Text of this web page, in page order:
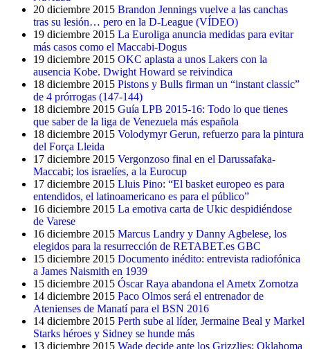
20 diciembre 2015 Brandon Jennings vuelve a las canchas
tras su lesión… pero en la D-League (VÍDEO)
19 diciembre 2015 La Euroliga anuncia medidas para evitar
más casos como el Maccabi-Dogus
19 diciembre 2015 OKC aplasta a unos Lakers con la
ausencia Kobe. Dwight Howard se reivindica
18 diciembre 2015 Pistons y Bulls firman un “instant classic”
de 4 prórrogas (147-144)
18 diciembre 2015 Guía LPB 2015-16: Todo lo que tienes
que saber de la liga de Venezuela más española
18 diciembre 2015 Volodymyr Gerun, refuerzo para la pintura
del Força Lleida
17 diciembre 2015 Vergonzoso final en el Darussafaka-
Maccabi; los israelíes, a la Eurocup
17 diciembre 2015 Lluis Pino: “El basket europeo es para
entendidos, el latinoamericano es para el público”
16 diciembre 2015 La emotiva carta de Ukic despidiéndose
de Varese
16 diciembre 2015 Marcus Landry y Danny Agbelese, los
elegidos para la resurrección de RETABET.es GBC
15 diciembre 2015 Documento inédito: entrevista radiofónica
a James Naismith en 1939
15 diciembre 2015 Óscar Raya abandona el Ametx Zornotza
14 diciembre 2015 Paco Olmos será el entrenador de
Atenienses de Manatí para el BSN 2016
14 diciembre 2015 Perth sube al líder, Jermaine Beal y Markel
Starks héroes y Sidney se hunde más
13 diciembre 2015 Wade decide ante los Grizzlies; Oklahoma